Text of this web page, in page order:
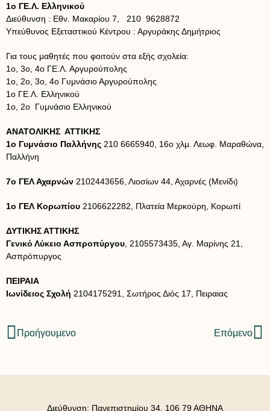
1ο ΓΕ.Λ. Ελληνικού
Διεύθυνση : Εθν. Μακαρίου 7, 210 9628872
Υπεύθυνος Εξεταστικού Κέντρου : Αργυράκης Δημήτριος
Για τους μαθητές που φοιτούν στα εξής σχολεία:
1ο, 3ο, 4ο ΓΕ.Λ. Αργυρούπολης
1ο, 2ο, 3ο, 4ο Γυμνάσιο Αργυρούπολης
1ο ΓΕ.Λ. Ελληνικού
1ο, 2ο Γυμνάσιο Ελληνικού
ΑΝΑΤΟΛΙΚΗΣ ΑΤΤΙΚΗΣ
1ο Γυμνάσιο Παλλήνης 210 6665940, 16ο χλμ. Λεωφ. Μαραθώνα,
Παλλήνη
7ο ΓΕΛ Αχαρνών 2102443656, Λιοσίων 44, Αχαρνές (Μενίδι)
1ο ΓΕΛ Κορωπίου 2106622282, Πλατεία Μερκούρη, Κορωπί
ΔΥΤΙΚΗΣ ΑΤΤΙΚΗΣ
Γενικό Λύκειο Ασπροπύργου , 2105573435, Αγ. Μαρίνης 21,
Ασπρόπυργος
ΠΕΙΡΑΙΑ
Ιωνίδειος Σχολή 2104175291, Σωτήρος Διός 17, Πειραιας
Προήγουμενο Επόμενο
Διεύθυνση: Πανεπιστημίου 34, 106 79 ΑΘΗΝΑ